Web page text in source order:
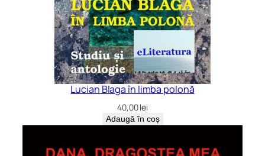
Lucian Blaga în limba polonă
40,00lei
Adaugă în coș